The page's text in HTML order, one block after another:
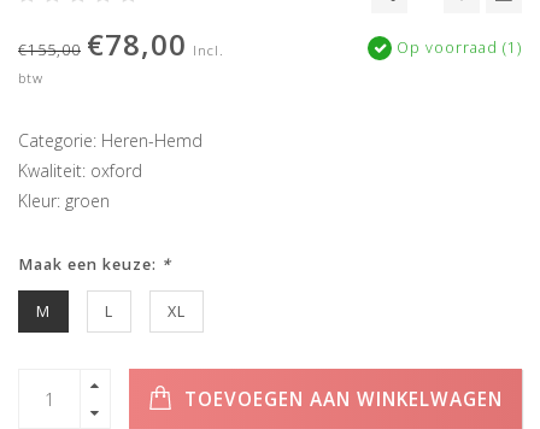
€155,00 €78,00 Incl.
btw
Op voorraad (1)
Categorie: Heren-Hemd
Kwaliteit: oxford
Kleur: groen
Maak een keuze: *
M L XL
TOEVOEGEN AAN WINKELWAGEN